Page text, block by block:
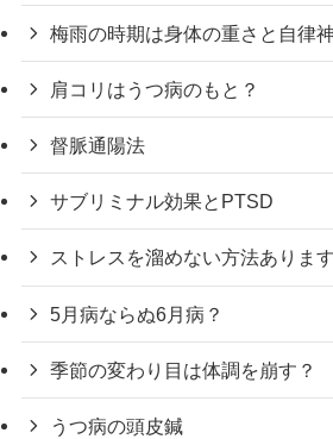
梅雨の時期は身体の重さと自律
肩コリはうつ病のもと？
督脈通陽法
サブリミナル効果とPTSD
ストレスを溜めない方法ありま
5月病ならぬ6月病？
季節の変わり目は体調を崩す？
うつ病の頭皮鍼